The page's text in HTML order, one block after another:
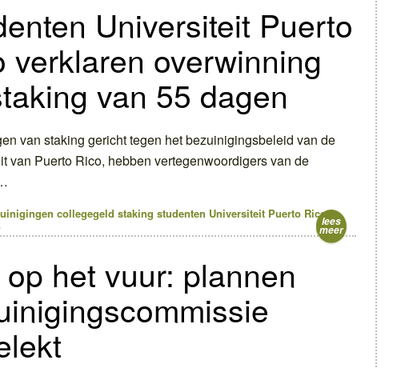
Universiteit Puerto
verklaren overwinning
van 55 dagen
van staking gericht tegen het bezuinigingsbeleid van de
van Puerto Rico, hebben vertegenwoordigers van de
collegegeld staking studenten Universiteit Puerto Rico
lees
meer
het vuur: plannen